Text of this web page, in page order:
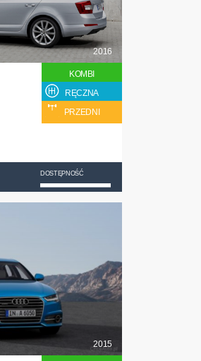
2016
KOMBI
RĘCZNA
PRZEDNI
DOSTĘPNOŚĆ
2015